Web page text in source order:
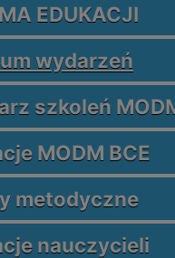
EDUKACJI
wydarzeń
szkoleń
MODM BCE
metodyczne
nauczycieli